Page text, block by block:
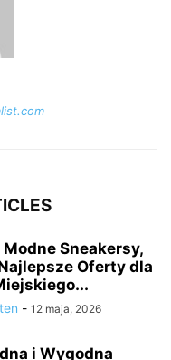
Sneakersy,
Oferty dla
- 12 maja, 2026
i Wygodna